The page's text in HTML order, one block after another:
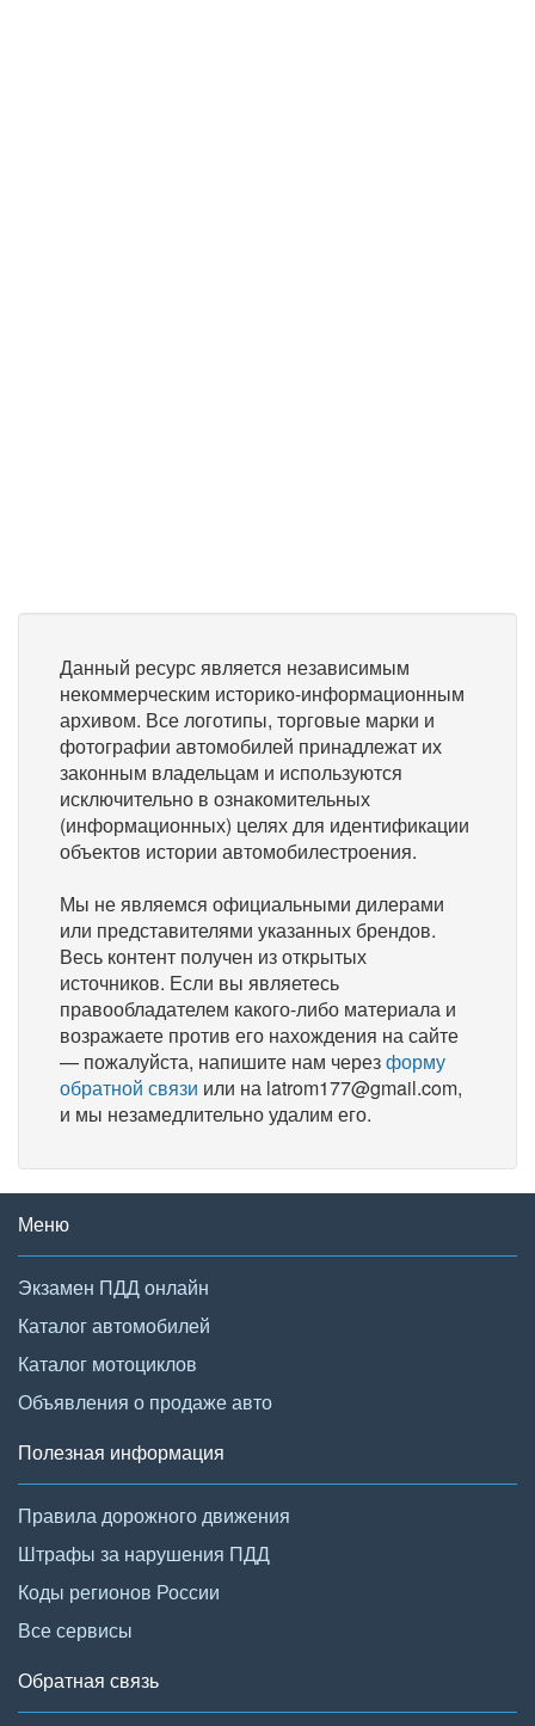
Данный ресурс является независимым
некоммерческим историко-информационным
архивом. Все логотипы, торговые марки и
фотографии автомобилей принадлежат их
законным владельцам и используются
исключительно в ознакомительных
(информационных) целях для идентификации
объектов истории автомобилестроения.
Мы не являемся официальными дилерами
или представителями указанных брендов.
Весь контент получен из открытых
источников. Если вы являетесь
правообладателем какого-либо материала и
возражаете против его нахождения на сайте
— пожалуйста, напишите нам черезформу
обратной связи или на latrom177@gmail.com,
и мы незамедлительно удалим его.
Меню
Экзамен ПДД онлайн
Каталог автомобилей
Каталог мотоциклов
Объявления о продаже авто
Полезная информация
Правила дорожного движения
Штрафы за нарушения ПДД
Коды регионов России
Все сервисы
Обратная связь